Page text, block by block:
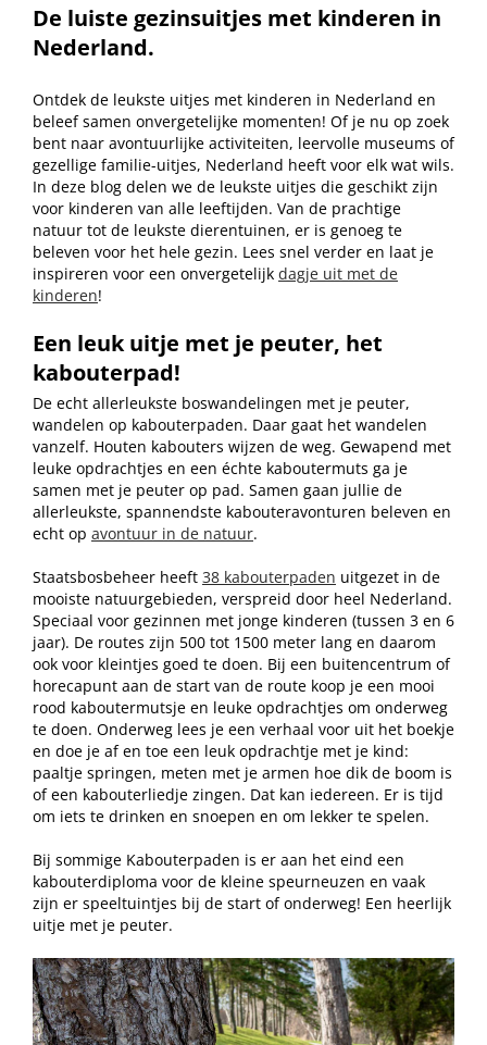
De luiste gezinsuitjes met kinderen in
Nederland.
Ontdek de leukste uitjes met kinderen in Nederland en
beleef samen onvergetelijke momenten! Of je nu op zoek
bent naar avontuurlijke activiteiten, leervolle museums of
gezellige familie-uitjes, Nederland heeft voor elk wat wils.
In deze blog delen we de leukste uitjes die geschikt zijn
voor kinderen van alle leeftijden. Van de prachtige
natuur tot de leukste dierentuinen, er is genoeg te
beleven voor het hele gezin. Lees snel verder en laat je
inspireren voor een onvergetelijk dagje uit met de
kinderen!
Een leuk uitje met je peuter, het
kabouterpad!
De echt allerleukste boswandelingen met je peuter,
wandelen op kabouterpaden. Daar gaat het wandelen
vanzelf. Houten kabouters wijzen de weg. Gewapend met
leuke opdrachtjes en een échte kaboutermuts ga je
samen met je peuter op pad. Samen gaan jullie de
allerleukste, spannendste kabouteravonturen beleven en
echt op avontuur in de natuur.
Staatsbosbeheer heeft 38 kabouterpaden uitgezet in de
mooiste natuurgebieden, verspreid door heel Nederland.
Speciaal voor gezinnen met jonge kinderen (tussen 3 en 6
jaar). De routes zijn 500 tot 1500 meter lang en daarom
ook voor kleintjes goed te doen. Bij een buitencentrum of
horecapunt aan de start van de route koop je een mooi
rood kaboutermutsje en leuke opdrachtjes om onderweg
te doen. Onderweg lees je een verhaal voor uit het boekje
en doe je af en toe een leuk opdrachtje met je kind:
paaltje springen, meten met je armen hoe dik de boom is
of een kabouterliedje zingen. Dat kan iedereen. Er is tijd
om iets te drinken en snoepen en om lekker te spelen.
Bij sommige Kabouterpaden is er aan het eind een
kabouterdiploma voor de kleine speurneuzen en vaak
zijn er speeltuintjes bij de start of onderweg! Een heerlijk
uitje met je peuter.